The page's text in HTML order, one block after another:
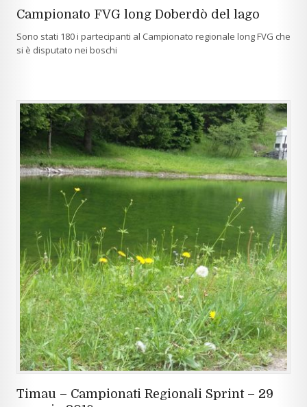
Campionato FVG long Doberdò del lago
Sono stati 180 i partecipanti al Campionato regionale long FVG che
si è disputato nei boschi
Timau – Campionati Regionali Sprint – 29